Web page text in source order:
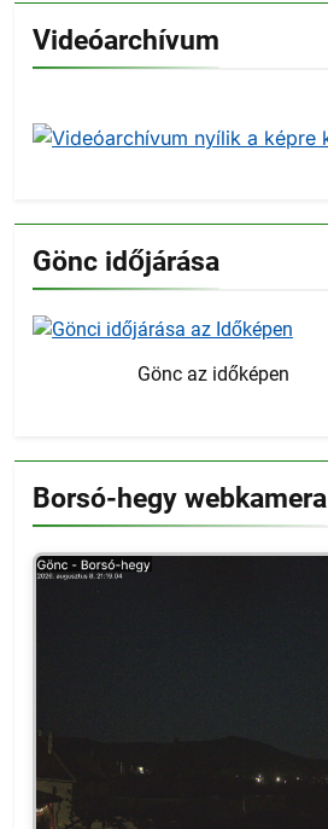
Videóarchívum
Gönc időjárása
Gönc az időképen
Borsó-hegy webkamera